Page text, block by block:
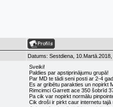
Datums: Sestdiena,
Sveiki!
Paldies par apstiprinājumu grupā!
Par MD te tādi seni posti ar 2-4
Es ar gribētu parakties un nopirkt
Rimcimci Garrett ace 350 šobrīd
Pa cik var nopirkt normālu
Cik droši ir pirkt caur internetu